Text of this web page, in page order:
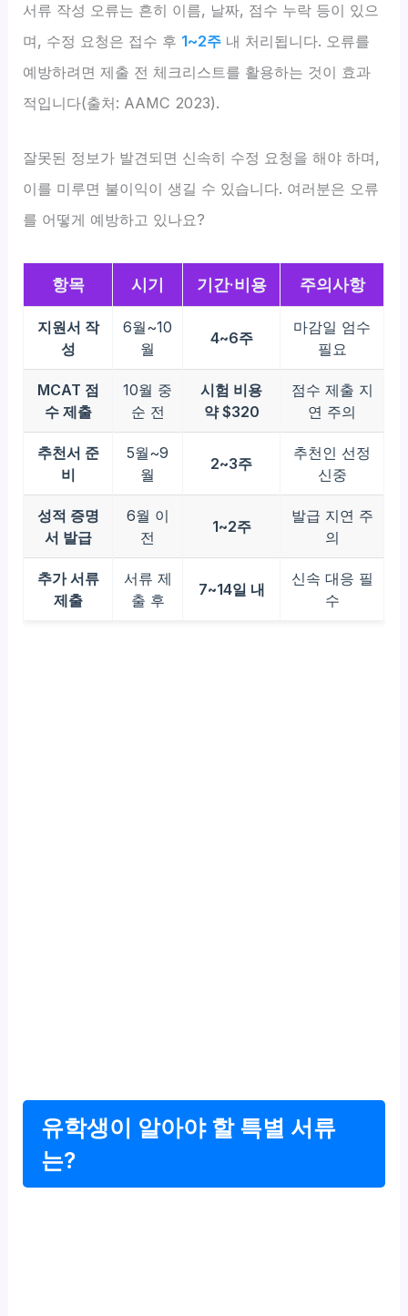
서류 작성 오류는 흔히 이름, 날짜, 점수 누락 등이 있으
며, 수정 요청은 접수 후 1~2주 내 처리됩니다. 오류를
예방하려면 제출 전 체크리스트를 활용하는 것이 효과
적입니다(출처: AAMC 2023).
잘못된 정보가 발견되면 신속히 수정 요청을 해야 하며,
이를 미루면 불이익이 생길 수 있습니다. 여러분은 오류
를 어떻게 예방하고 있나요?
항목 시기 기간·비용 주의사항
지원서 작
성
6월~10
월
4~6주
마감일 엄수
필요
MCAT 점
수 제출
10월 중
순 전
시험 비용
약 $320
점수 제출 지
연 주의
추천서 준
비
5월~9
월
2~3주
추천인 선정
신중
성적 증명
서 발급
6월 이
전
1~2주
발급 지연 주
의
추가 서류
제출
서류 제
출 후
7~14일 내
신속 대응 필
수
유학생이 알아야 할 특별 서류
는?